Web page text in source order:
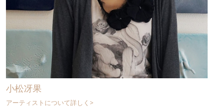
小松冴果
アーティストについて詳しく>